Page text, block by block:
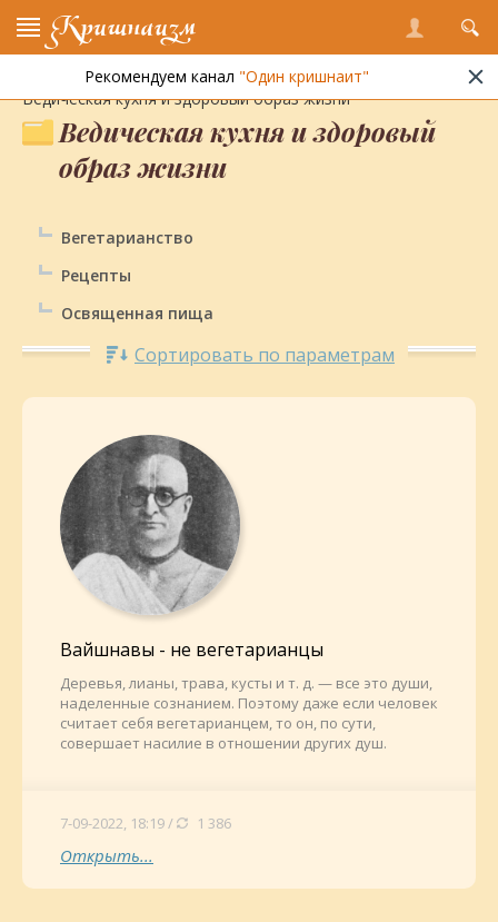
Кришнаизм
Рекомендуем канал "Один кришнаит"
Энциклопедия кришнаизма»Ведическая культура
Ведическая кухня и здоровый образ жизни
Ведическая кухня и здоровый
образ жизни
Вегетарианство
Рецепты
Освященная пища
Сортировать по параметрам
Вайшнавы - не вегетарианцы
Деревья, лианы, трава, кусты и т. д. — все это души,
наделенные сознанием. Поэтому даже если человек
считает себя вегетарианцем, то он, по сути,
совершает насилие в отношении других душ.
7-09-2022, 18:19 / 1 386
Открыть...